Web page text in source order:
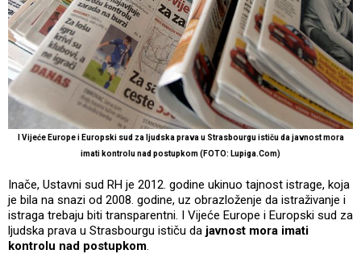
I Vijeće Europe i Europski sud za ljudska prava u Strasbourgu ističu da javnost mora
imati kontrolu nad postupkom (FOTO: Lupiga.Com)
Inače, Ustavni sud RH je 2012. godine ukinuo tajnost istrage, koja
je bila na snazi od 2008. godine, uz obrazloženje da istraživanje i
istraga trebaju biti transparentni. I Vijeće Europe i Europski sud za
ljudska prava u Strasbourgu ističu da javnost mora imati
kontrolu nad postupkom.